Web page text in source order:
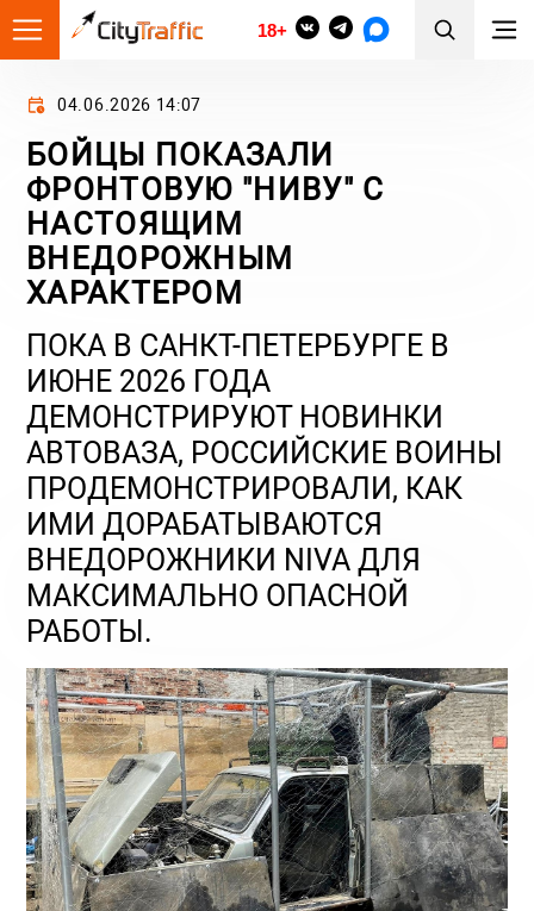
18+
04.06.2026 14:07
БОЙЦЫ ПОКАЗАЛИ
ФРОНТОВУЮ "НИВУ" С
НАСТОЯЩИМ
ВНЕДОРОЖНЫМ
ХАРАКТЕРОМ
ПОКА В САНКТ-ПЕТЕРБУРГЕ В
ИЮНЕ 2026 ГОДА
ДЕМОНСТРИРУЮТ НОВИНКИ
АВТОВАЗА, РОССИЙСКИЕ ВОИНЫ
ПРОДЕМОНСТРИРОВАЛИ, КАК
ИМИ ДОРАБАТЫВАЮТСЯ
ВНЕДОРОЖНИКИ NIVA ДЛЯ
МАКСИМАЛЬНО ОПАСНОЙ
РАБОТЫ.